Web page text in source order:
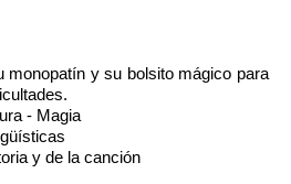
monopatín y su bolsito mágico para
- Magia
y de la canción